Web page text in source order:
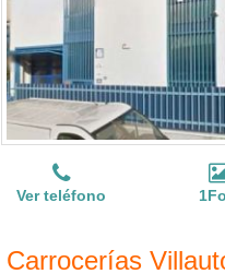
Ver teléfono
Carrocerías